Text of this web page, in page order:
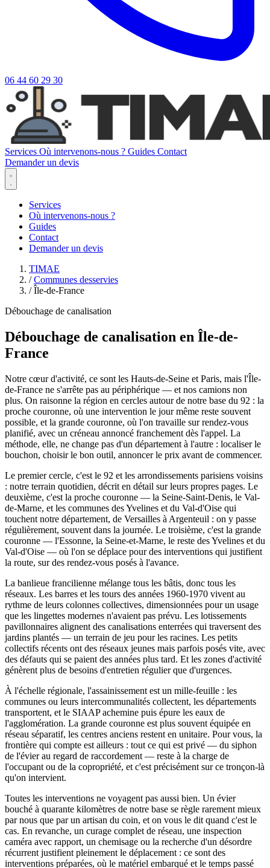
06 44 60 29 30
Services Où intervenons-nous ? Guides Contact
Demander un devis
Services
Où intervenons-nous ?
Guides
Contact
Demander un devis
TIMAE
/ Communes desservies
/ Île-de-France
Débouchage de canalisation
Débouchage de canalisation en Île-de-
France
Notre cœur d'activité, ce sont les Hauts-de-Seine et Paris, mais l'Île-
de-France ne s'arrête pas au périphérique — et nos camions non
plus. On raisonne la région en cercles autour de notre base du 92 : la
proche couronne, où une intervention le jour même reste souvent
possible, et la grande couronne, où l'on travaille sur rendez-vous
planifié, avec un créneau annoncé franchement dès l'appel. La
méthode, elle, ne change pas d'un département à l'autre : localiser le
bouchon, choisir le bon outil, annoncer le prix avant de commencer.
Le premier cercle, c'est le 92 et les arrondissements parisiens voisins
: notre terrain quotidien, décrit en détail sur leurs propres pages. Le
deuxième, c'est la proche couronne — la Seine-Saint-Denis, le Val-
de-Marne, et les communes des Yvelines et du Val-d'Oise qui
touchent notre département, de Versailles à Argenteuil : on y passe
régulièrement, souvent dans la journée. Le troisième, c'est la grande
couronne — l'Essonne, la Seine-et-Marne, le reste des Yvelines et du
Val-d'Oise — où l'on se déplace pour des interventions qui justifient
la route, sur des rendez-vous posés à l'avance.
La banlieue francilienne mélange tous les bâtis, donc tous les
réseaux. Les barres et les tours des années 1960-1970 vivent au
rythme de leurs colonnes collectives, dimensionnées pour un usage
que les lingettes modernes n'avaient pas prévu. Les lotissements
pavillonnaires alignent des canalisations enterrées qui traversent des
jardins plantés — un terrain de jeu pour les racines. Les petits
collectifs récents ont des réseaux jeunes mais parfois posés vite, avec
des défauts qui se paient des années plus tard. Et les zones d'activité
génèrent plus de besoins d'entretien régulier que d'urgences.
À l'échelle régionale, l'assainissement est un mille-feuille : les
communes ou leurs intercommunalités collectent, les départements
transportent, et le SIAAP achemine puis épure les eaux de
l'agglomération. La grande couronne est plus souvent équipée en
réseau séparatif, les centres anciens restent en unitaire. Pour vous, la
frontière qui compte est ailleurs : tout ce qui est privé — du siphon
de l'évier au regard de raccordement — reste à la charge de
l'occupant ou de la copropriété, et c'est précisément sur ce tronçon-là
qu'on intervient.
Toutes les interventions ne voyagent pas aussi bien. Un évier
bouché à quarante kilomètres de notre base se règle rarement mieux
par nous que par un artisan du coin, et on vous le dit quand c'est le
cas. En revanche, un curage complet de réseau, une inspection
caméra avec rapport, un chemisage ou la recherche d'un désordre
récurrent justifient pleinement le déplacement : ce sont des
interventions préparées, où le matériel embarqué et le temps passé